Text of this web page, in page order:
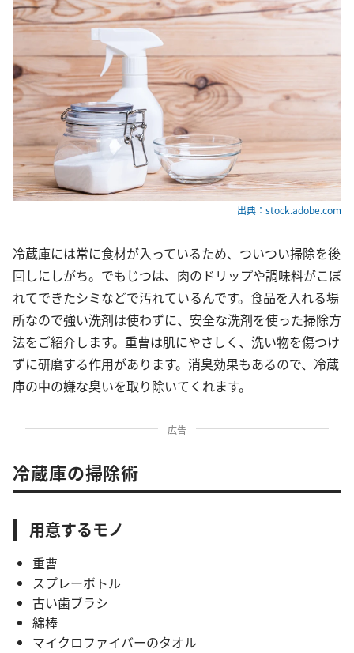
出典：stock.adobe.com
冷蔵庫には常に食材が入っているため、ついつい掃除を後
回しにしがち。でもじつは、肉のドリップや調味料がこぼ
れてできたシミなどで汚れているんです。食品を入れる場
所なので強い洗剤は使わずに、安全な洗剤を使った掃除方
法をご紹介します。重曹は肌にやさしく、洗い物を傷つけ
ずに研磨する作用があります。消臭効果もあるので、冷蔵
庫の中の嫌な臭いを取り除いてくれます。
広告
冷蔵庫の掃除術
用意するモノ
重曹
スプレーボトル
古い歯ブラシ
綿棒
マイクロファイバーのタオル